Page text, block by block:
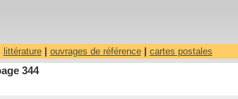
littérature| ouvrages de référence| cartes postales
344